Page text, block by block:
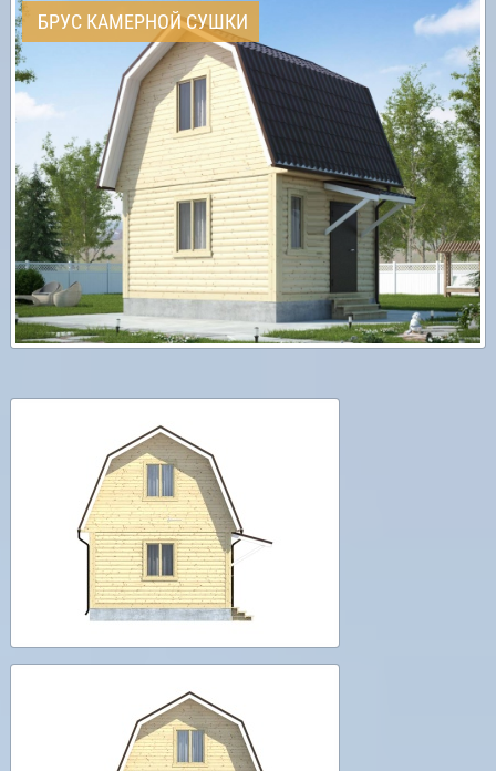
БРУС КАМЕРНОЙ СУШКИ